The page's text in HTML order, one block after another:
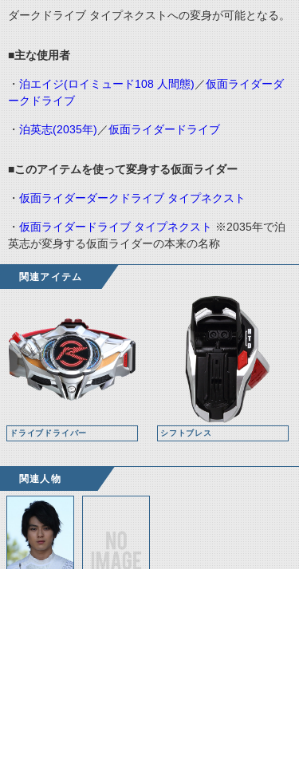
ダークドライブ タイプネクストへの変身が可能となる。
■主な使用者
・ 泊エイジ(ロイミュード108 人間態) ／仮面ライダーダ
ークドライブ
・ 泊英志(2035年) ／仮面ライダードライブ
■このアイテムを使って変身する仮面ライダー
・ 仮面ライダーダークドライブ タイプネクスト
・ 仮面ライダードライブ タイプネクスト ※2035年で泊
英志が変身する仮面ライダーの本来の名称
関連アイテム
ドライブドライバー シフトブレス
関連人物